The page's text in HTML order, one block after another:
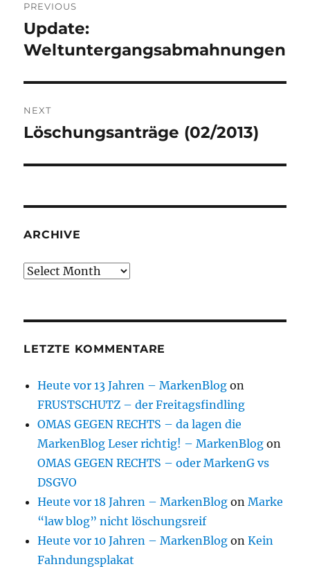
navigation
PREVIOUS
Previous
post:
Update:
Weltuntergangsabmahnungen
NEXT
Next
Löschungsanträge (02/2013)
ARCHIVE
Archive
LETZTE KOMMENTARE
Heute vor 13 Jahren – MarkenBlog on
FRUSTSCHUTZ – der Freitagsfindling
OMAS GEGEN RECHTS – da lagen die
MarkenBlog Leser richtig! – MarkenBlog on
OMAS GEGEN RECHTS – oder MarkenG vs
DSGVO
Heute vor 18 Jahren – MarkenBlog onMarke
“law blog” nicht löschungsreif
Heute vor 10 Jahren – MarkenBlog onKein
Fahndungsplakat